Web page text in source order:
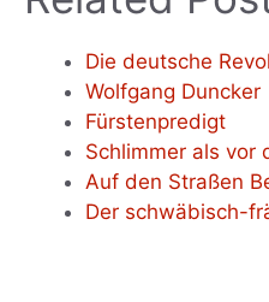
Die deutsche
Wolfgang Duncker
Fürstenpredigt
Schlimmer als vor
Auf den Straßen
Der schwäbisch-